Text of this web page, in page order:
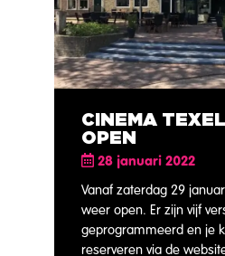
CINEMA
OPEN
28 januari 2022
Vanaf zaterdag 29
weer open. Er zijn vijf
geprogrammeerd en je
reserveren via de